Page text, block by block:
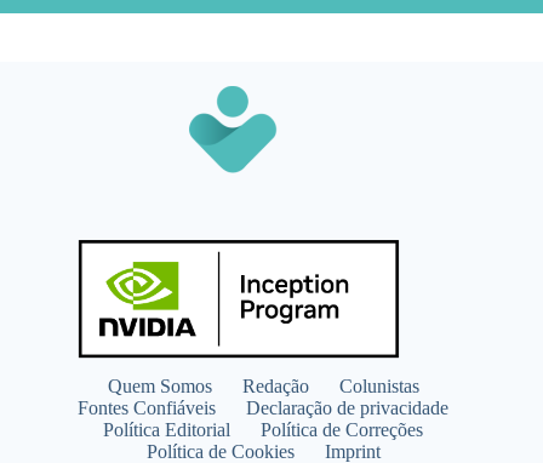
Quem Somos Redação
Colunistas
Fontes Confiáveis
Declaração de privacidade
Política Editorial
Política de Correções
Política de Cookies
Imprint